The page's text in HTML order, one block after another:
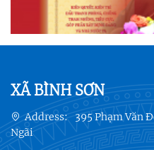
XÃ BÌNH SƠN
Address: 395 Phạm Văn
Ngãi